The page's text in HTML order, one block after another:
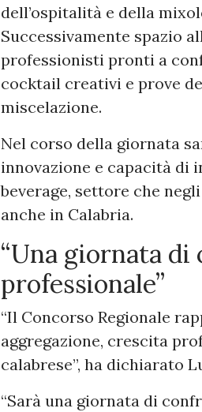
dell’ospitalità e della
Successivamente spazio
professionisti pronti a
cocktail creativi e prove
miscelazione.
Nel corso della giornata
innovazione e capacità di
beverage, settore che
anche in Calabria.
“Una giornata
professionale”
“Il Concorso Regionale
aggregazione, crescita
calabrese”, ha dichiarato
“Sarà una giornata di